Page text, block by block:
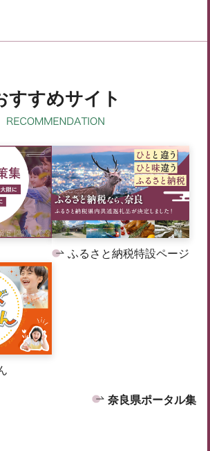
すすめサイト
ふるさと納税特設ページ
奈良県ポータル集